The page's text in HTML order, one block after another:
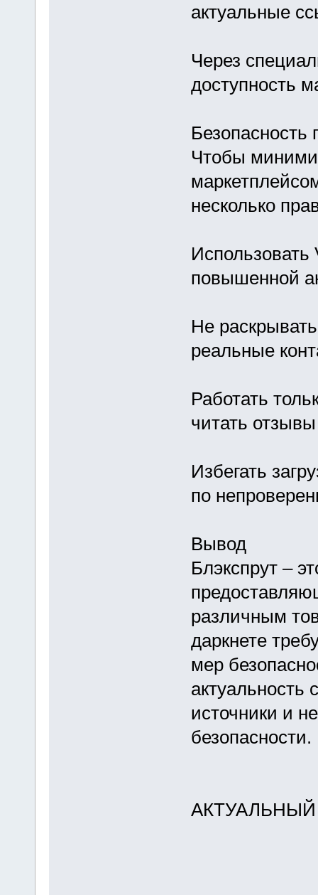
актуальные
Через
доступность
Безопасность
Чтобы
несколько
Использовать
повышенной
Не
реальные
Работать
читать
Избегать
по
Вывод
Блэкспрут –
различным
даркнете
мер
актуальность
источники и
безопасности.